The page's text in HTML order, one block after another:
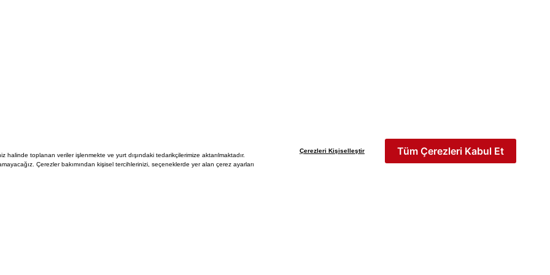
Kullanıcı SözleşmesiWhatsapp Destek Hattı
halinde toplanan veriler işlenmekte ve yurt dışındaki tedarikçilerimize aktarılmaktadır.
Çerezler bakımından kişisel tercihlerinizi, seçeneklerde yer alan çerez ayarları
Çerezleri Kişiselleştir Tüm Çerezleri Kabul Et